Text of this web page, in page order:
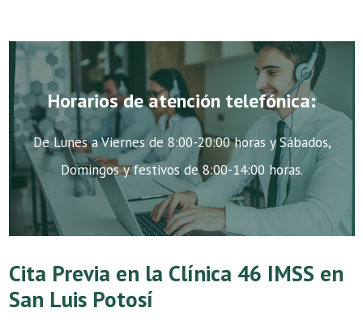
Horarios de atención telefónica:
De Lunes a Viernes de 8:00-20:00 horas y Sábados,
Domingos y festivos de 8:00-14:00 horas.
Cita Previa en la Clínica 46 IMSS en
San Luis Potosí